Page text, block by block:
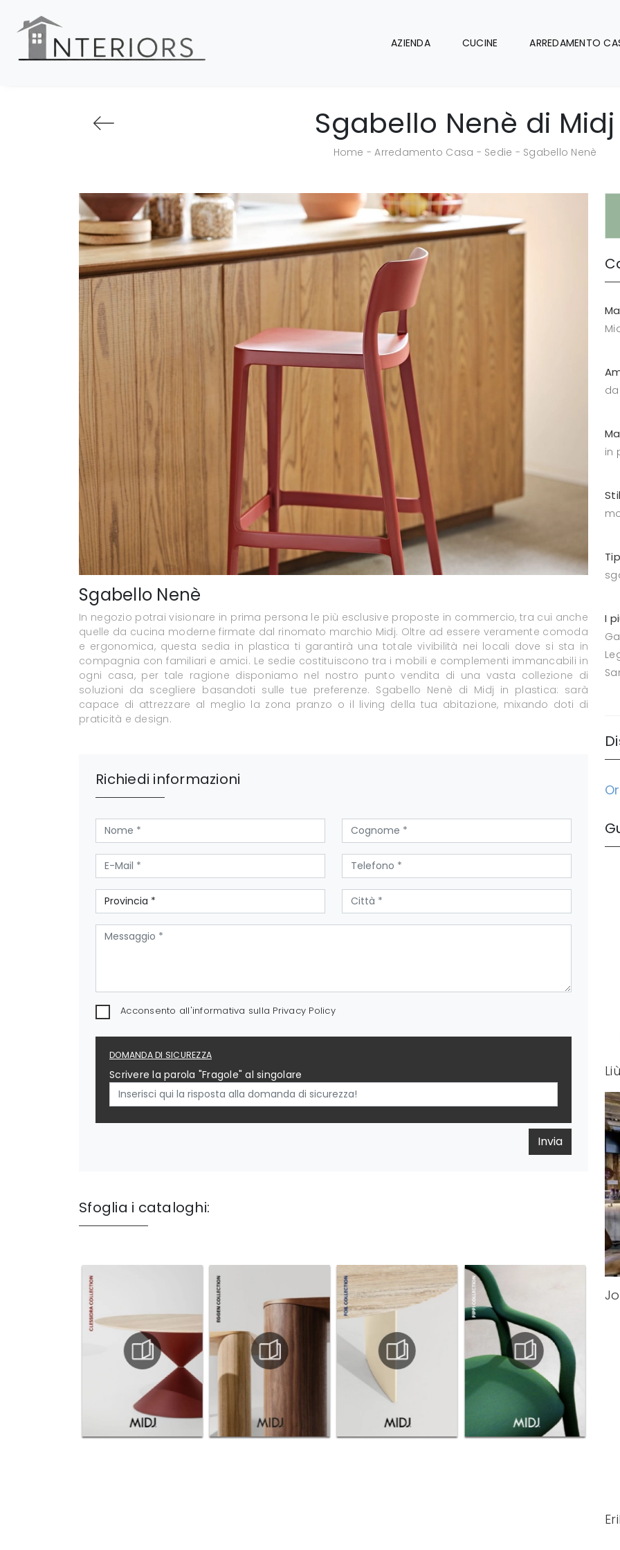
AZIENDA CUCINE ARREDAMENTO
Sgabello Nenè di Midj
Home -Arredamento Casa - Sedie - Sgabello Nenè
Sgabello Nenè
In negozio potrai visionare in prima persona le più esclusive proposte in commercio, tra cui anche
quelle da cucina moderne firmate dal rinomato marchio Midj. Oltre ad essere veramente comoda
e ergonomica, questa sedia in plastica ti garantirà una totale vivibilità nei locali dove si sta in
compagnia con familiari e amici. Le sedie costituiscono tra i mobili e complementi immancabili in
ogni casa, per tale ragione disponiamo nel nostro punto vendita di una vasta collezione di
soluzioni da scegliere basandoti sulle tue preferenze. Sgabello Nenè di Midj in plastica: sarà
capace di attrezzare al meglio la zona pranzo o il living della tua abitazione, mixando doti di
praticità e design.
Richiedi informazioni
Acconsento all'informativa sulla Privacy Policy
DOMANDA DI SICUREZZA
Scrivere la parola "Fragole" al singolare
Invia
Sfoglia i cataloghi:
in
I
Liù